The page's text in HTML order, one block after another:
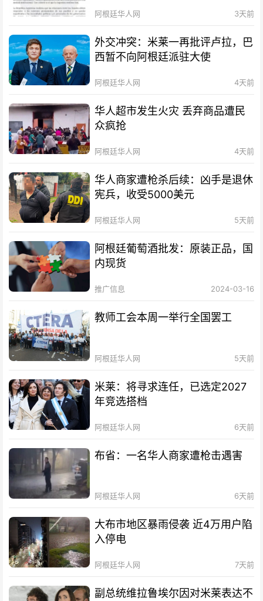
阿根廷华人网 3天前
外交冲突：米莱一再批评卢拉，巴
西暂不向阿根廷派驻大使
阿根廷华人网 4天前
华人超市发生火灾 丢弃商品遭民
众疯抢
阿根廷华人网 4天前
华人商家遭枪杀后续：凶手是退休
宪兵，收受5000美元
阿根廷华人网 5天前
阿根廷葡萄酒批发：原装正品，国
内现货
推广信息 2024-03-16
教师工会本周一举行全国罢工
阿根廷华人网 5天前
米莱：将寻求连任，已选定2027
年竞选搭档
阿根廷华人网 6天前
布省：一名华人商家遭枪击遇害
阿根廷华人网 6天前
大布市地区暴雨侵袭 近4万用户陷
入停电
阿根廷华人网 7天前
副总统维拉鲁埃尔因对米莱表达不